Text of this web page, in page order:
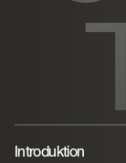
Introduktion